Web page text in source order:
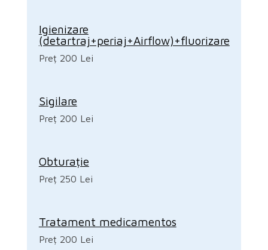
Igienizare
(detartraj+periaj+Airflow)+fluorizare
Preț 200 Lei
Sigilare
Preț 200 Lei
Obturație
Preț 250 Lei
Tratament medicamentos
Preț 200 Lei